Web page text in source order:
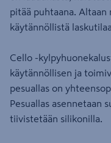
pitää puhtaana. Altaan
käytännöllistä laskutilaa.
Cello -
käytännöllisen ja
pesuallas on
Pesuallas asennetaan
tiivistetään silikonilla.